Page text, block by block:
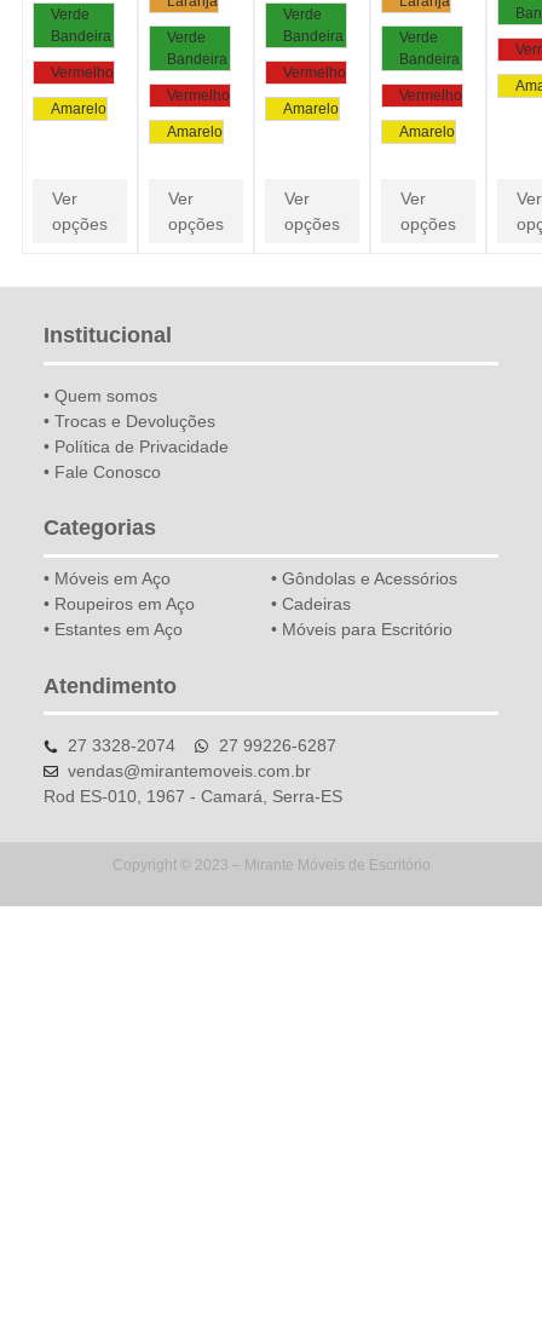
Verde
Bandeira
Vermelho
Amarelo
Ver
opções
Verde
Bandeira
Vermelho
Amarelo
Ver
opções
Verde
Bandeira
Vermelho
Amarelo
Ver
opções
Verde
Bandeira
Vermelho
Amarelo
Ver
opções
Ver
Institucional
• Quem somos
• Trocas e Devoluções
• Política de Privacidade
• Fale Conosco
Categorias
• Móveis em Aço
• Roupeiros em Aço
• Estantes em Aço
• Gôndolas e Acessórios
• Cadeiras
• Móveis para Escritório
Atendimento
27 3328-2074
27 99226-6287
vendas@mirantemoveis.com.br
Rod ES-010, 1967 - Camará, Serra-ES
Copyright © 2023 – Mirante Móveis de Escritório